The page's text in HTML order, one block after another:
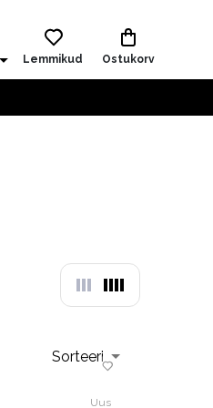
Lemmikud Ostukorv
Sorteeri
Uus